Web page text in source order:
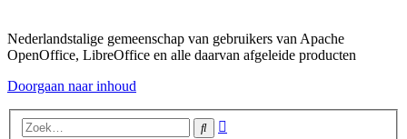
Nederlandstalige gemeenschap van gebruikers van Apache
OpenOffice, LibreOffice en alle daarvan afgeleide producten
Doorgaan naar inhoud
Zoek